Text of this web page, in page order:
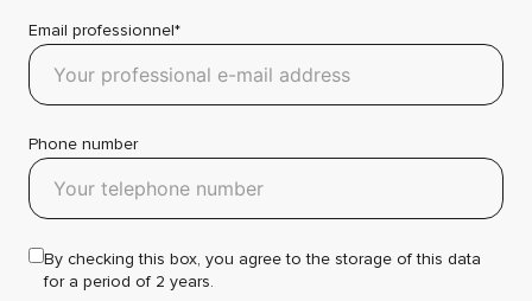
Email professionnel*
Phone number
By checking this box, you agree to the storage of this data
for a period of 2 years.